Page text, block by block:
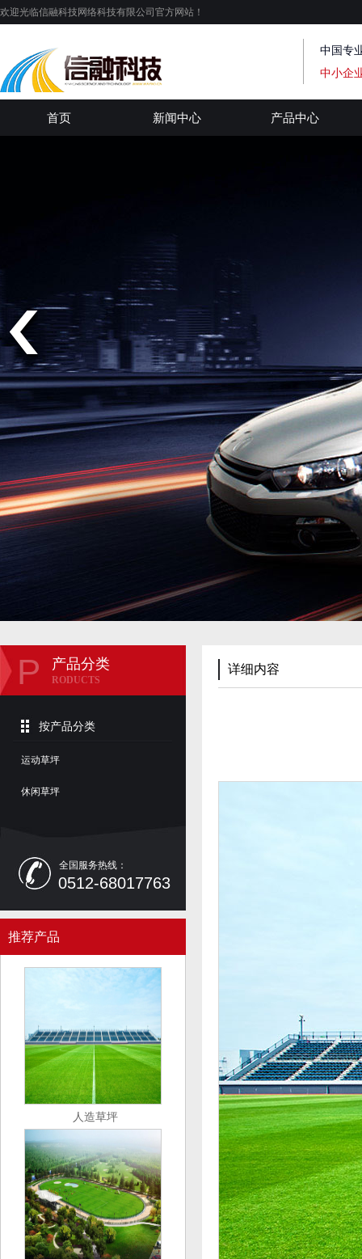
欢迎光临信融科技网络科技有限公司官方网站！
中国专
中小企
首页 新闻中心 产品中心
P 产品分类
RODUCTS
按产品分类
运动草坪
休闲草坪
全国服务热线：
0512-68017763
推荐产品
人造草坪
详细内容